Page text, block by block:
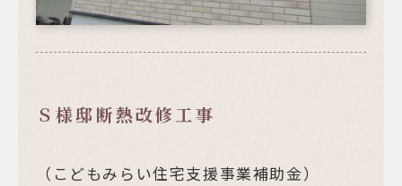
Ｓ様邸断熱改修工事
（こどもみらい住宅支援事業補助金）